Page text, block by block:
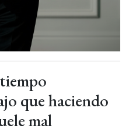
que haciendo
mal